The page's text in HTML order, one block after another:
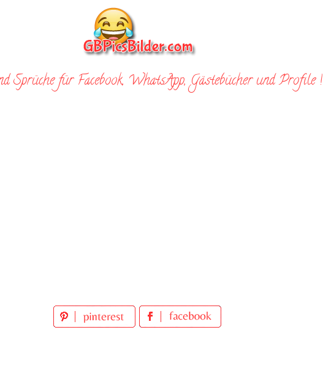
Sprüche für Facebook, WhatsApp, Gästebücher und Profile !